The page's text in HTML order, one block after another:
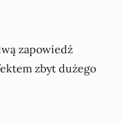
zapowiedź
zbyt dużego